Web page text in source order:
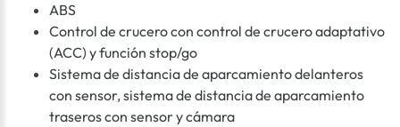
ABS
Control de crucero con control de crucero adaptativo
(ACC) y función stop/go
Sistema de distancia de aparcamiento delanteros
con sensor, sistema de distancia de aparcamiento
traseros con sensor y cámara